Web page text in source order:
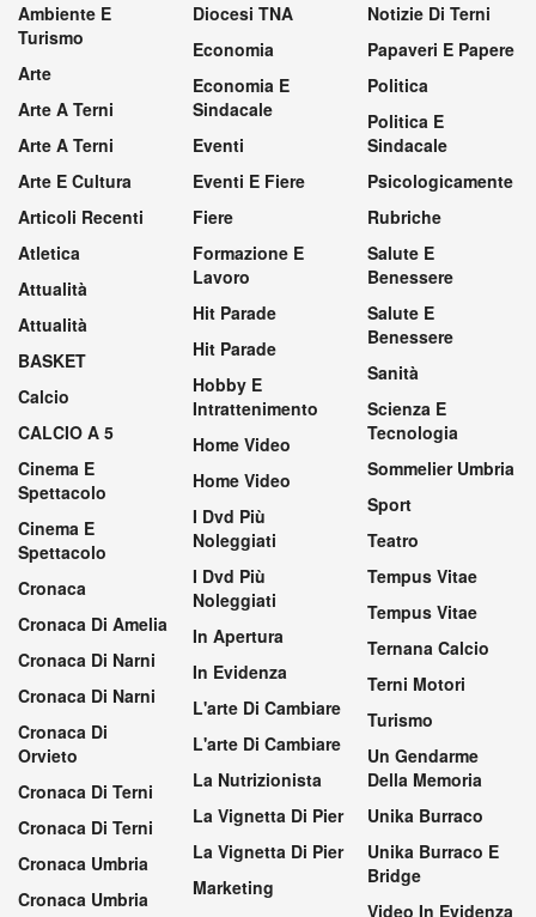
Ambiente E
Turismo
Arte
Arte A Terni
Arte A Terni
Arte E Cultura
Articoli Recenti
Atletica
Attualità
Attualità
BASKET
Calcio
CALCIO A 5
Cinema E
Spettacolo
Cinema E
Spettacolo
Cronaca
Cronaca Di Amelia
Cronaca Di Narni
Cronaca Di Narni
Cronaca Di
Orvieto
Cronaca Di Terni
Cronaca Di Terni
Cronaca Umbria
Cronaca Umbria
Diocesi TNA
Economia
Economia E
Sindacale
Eventi
Eventi E Fiere
Fiere
Formazione E
Lavoro
Hit Parade
Hit Parade
Hobby E
Intrattenimento
Home Video
Home Video
I Dvd Più
Noleggiati
I Dvd Più
Noleggiati
In Apertura
In Evidenza
L'arte Di Cambiare
L'arte Di Cambiare
La Nutrizionista
La Vignetta Di Pier
La Vignetta Di Pier
Marketing
Notizie Di Terni
Papaveri E Papere
Politica
Politica E
Sindacale
Psicologicamente
Rubriche
Salute E
Benessere
Salute E
Benessere
Sanità
Scienza E
Tecnologia
Sommelier Umbria
Sport
Teatro
Tempus Vitae
Tempus Vitae
Ternana Calcio
Terni Motori
Turismo
Un Gendarme
Della Memoria
Unika Burraco
Unika Burraco E
Bridge
Video In Evidenza